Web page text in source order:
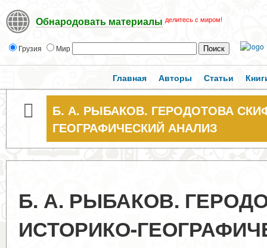
Обнародовать материалы делитесь с миром!
Грузия Мир
Главная Авторы Статьи
Б. А. РЫБАКОВ. ГЕРОДОТОВА
ГЕОГРАФИЧЕСКИЙ АНАЛИЗ
Б. А. РЫБАКОВ.
ИСТОРИКО-